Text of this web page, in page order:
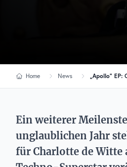
Home News
Ein weiterer
unglaublichen Jahr
für Charlotte de Witte